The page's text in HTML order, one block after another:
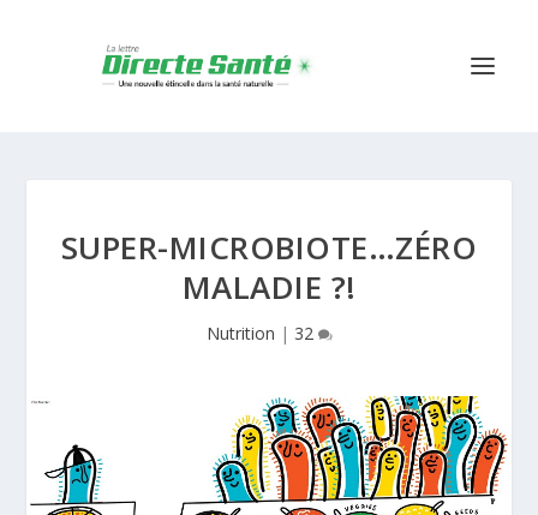
SUPER-MICROBIOTE…ZÉRO
MALADIE ?!
Nutrition | 32